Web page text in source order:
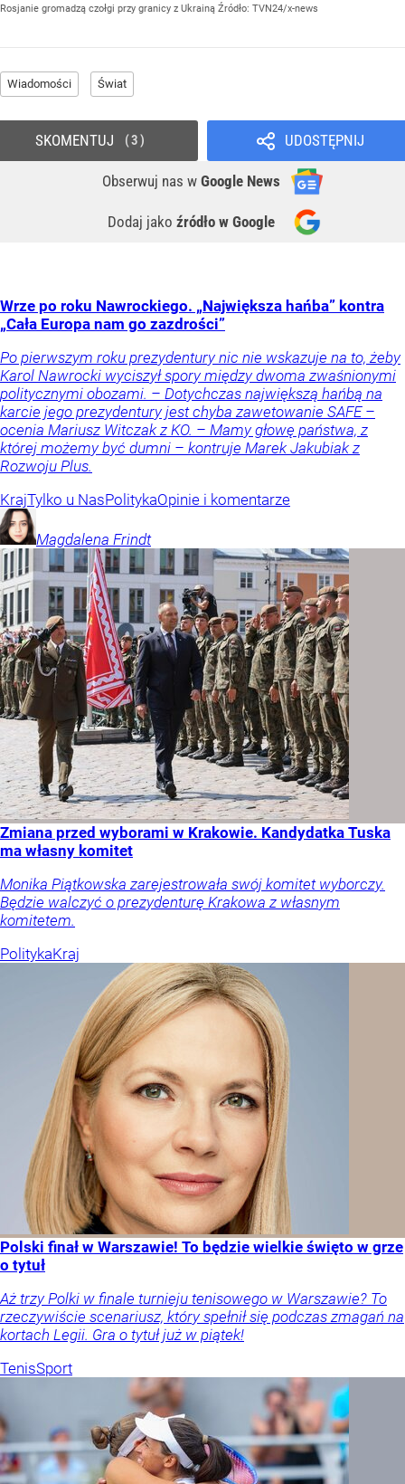
Rosjanie gromadzą czołgi przy granicy z Ukrainą Źródło: TVN24/x-news
Wiadomości Świat
UDOSTĘPNIJ
Obserwuj nas w Google News
Dodaj jako źródło w Google
SKOMENTUJ 3
Wrze po roku Nawrockiego. „Największa hańba” kontra
„Cała Europa nam go zazdrości”
Po pierwszym roku prezydentury nic nie wskazuje na to, żeby
Karol Nawrocki wyciszył spory między dwoma zwaśnionymi
politycznymi obozami. – Dotychczas największą hańbą na
karcie jego prezydentury jest chyba zawetowanie SAFE –
ocenia Mariusz Witczak z KO. – Mamy głowę państwa, z
której możemy być dumni – kontruje Marek Jakubiak z
Rozwoju Plus.
KrajTylko u NasPolitykaOpinie i komentarze
Magdalena Frindt
Zmiana przed wyborami w Krakowie. Kandydatka Tuska
ma własny komitet
Monika Piątkowska zarejestrowała swój komitet wyborczy.
Będzie walczyć o prezydenturę Krakowa z własnym
komitetem.
PolitykaKraj
Polski finał w Warszawie! To będzie wielkie święto w grze
o tytuł
Aż trzy Polki w finale turnieju tenisowego w Warszawie? To
rzeczywiście scenariusz, który spełnił się podczas zmagań na
kortach Legii. Gra o tytuł już w piątek!
TenisSport